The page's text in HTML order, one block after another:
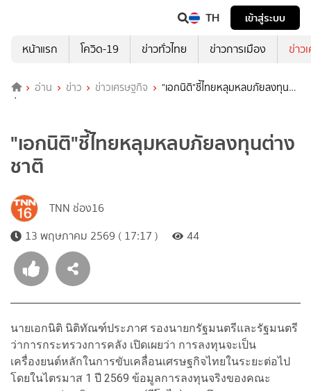
TH
เข้าสู่ระบบ
หน้าแรก
โควิด-19 ข่าวทั่วไทย ข่าวการเมือง ข่าว
อ่าน ข่าว ข่าวเศรษฐกิจ
"เอกนิติ"ชี้ไทยหลุมหลบภัยลงทุน
ต่างชาติ
"เอกนิติ"ชี้ไทยหลุมหลบภัยลงทุนต่าง
ชาติ
TNN ช่อง16
13 พฤษภาคม 2569 ( 17:17 )
44
นายเอกนิติ นิติทัณฑ์ประภาศ รองนายกรัฐมนตรีและรัฐมนตรี
ว่าการกระทรวงการคลัง เปิดเผยว่า การลงทุนจะเป็น
เครื่องยนต์หลักในการขับเคลื่อนเศรษฐกิจไทยในระยะต่อไป
โดยในไตรมาส 1 ปี 2569 ข้อมูลการลงทุนจริงของคณะ